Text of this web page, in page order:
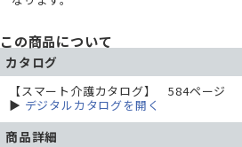
この商品について
カタログ
【スマート介護カタログ】 584ページ
▶ デジタルカタログを開く
商品詳細